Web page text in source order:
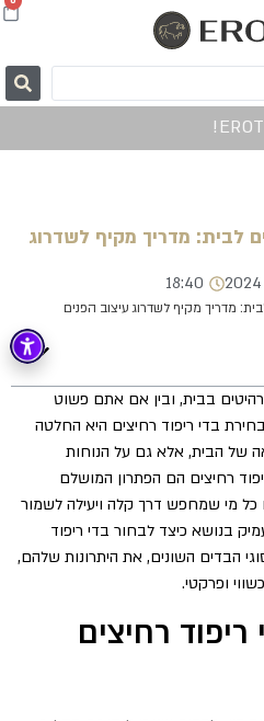
לבית: מדריך מקיף לשדרוג
18:40
מדריך מקיף לשדרוג עיצוב הפנים
בבית, ובין אם אתם פשוט
בחירת בדי ריפוד רחיצים היא החלטה
של הבית, אלא גם על הנוחות
רחיצים הם הפתרון המושלם
כל מי שמחפש דרך קלה ויעילה לשמור
בנושא כיצד לבחור בדי ריפוד
הבדים השונים, את היתרונות שלהם,
ופרקטי.
רחיצים